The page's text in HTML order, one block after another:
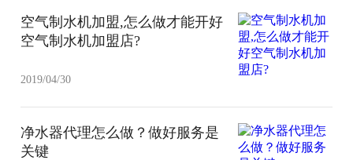
空气制水机加盟,怎么做才能开好
空气制水机加盟店?
2019/04/30
净水器代理怎么做？做好服务是
关键